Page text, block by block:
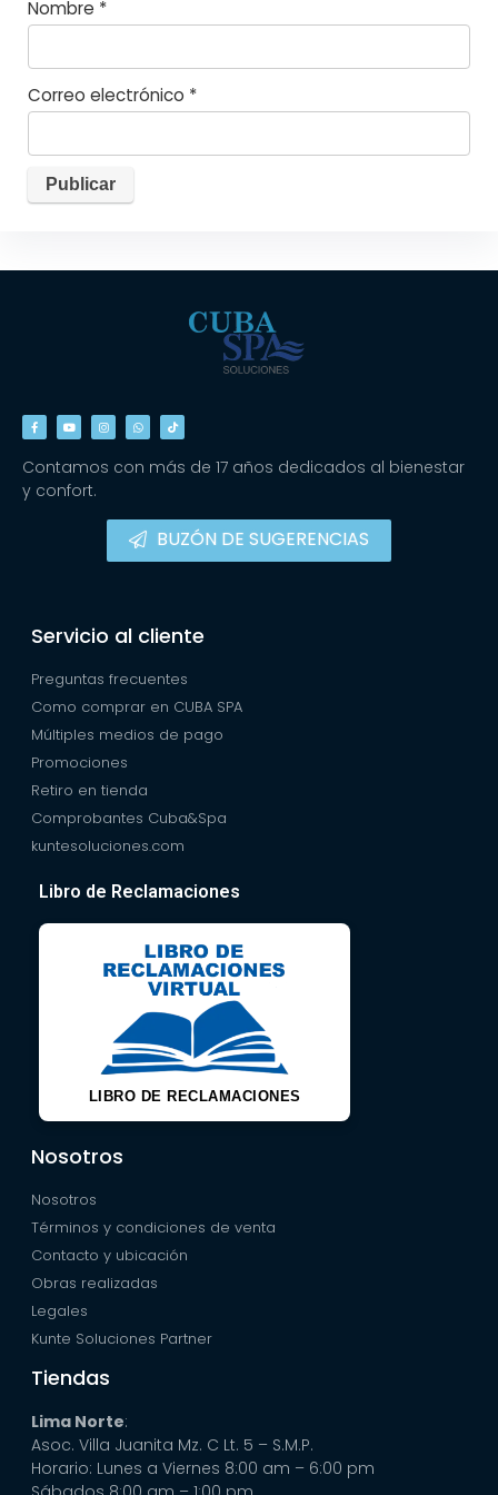
Nombre *
Correo electrónico *
Contamos con más de 17 años dedicados al bienestar
y confort.
BUZÓN DE SUGERENCIAS
Servicio al cliente
Preguntas frecuentes
Como comprar en CUBA SPA
Múltiples medios de pago
Promociones
Retiro en tienda
Comprobantes Cuba&Spa
kuntesoluciones.com
Libro de Reclamaciones
LIBRO DE RECLAMACIONES
Nosotros
Nosotros
Términos y condiciones de venta
Contacto y ubicación
Obras realizadas
Legales
Kunte Soluciones Partner
Tiendas
Lima Norte:
Asoc. Villa Juanita Mz. C Lt. 5 – S.M.P.
Horario: Lunes a Viernes 8:00 am – 6:00 pm